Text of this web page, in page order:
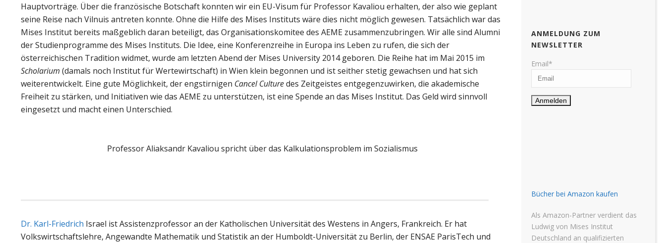
Hauptvorträge. Über die französische Botschaft konnten wir ein EU-Visum für Professor Kavaliou erhalten, der also wie geplant
seine Reise nach Vilnuis antreten konnte. Ohne die Hilfe des Mises Instituts wäre dies nicht möglich gewesen. Tatsächlich war das
Mises Institut bereits maßgeblich daran beteiligt, das Organisationskomitee des AEME zusammenzubringen. Wir alle sind Alumni
der Studienprogramme des Mises Instituts. Die Idee, eine Konferenzreihe in Europa ins Leben zu rufen, die sich der
österreichischen Tradition widmet, wurde am letzten Abend der Mises University 2014 geboren. Die Reihe hat im Mai 2015 im
Scholarium (damals noch Institut für Wertewirtschaft) in Wien klein begonnen und ist seither stetig gewachsen und hat sich
weiterentwickelt. Eine gute Möglichkeit, der engstirnigen Cancel Culturedes Zeitgeistes entgegenzuwirken, die akademische
Freiheit zu stärken, und Initiativen wie das AEME zu unterstützen, ist eine Spende an das Mises Institut. Das Geld wird sinnvoll
eingesetzt und macht einen Unterschied.
Professor Aliaksandr Kavaliou spricht über das Kalkulationsproblem im Sozialismus
Dr. Karl-Friedrich Israel ist Assistenzprofessor an der Katholischen Universität des Westens in Angers, Frankreich. Er hat
Volkswirtschaftslehre, Angewandte Mathematik und Statistik an der Humboldt-Universität zu Berlin, der ENSAE ParisTech und
ANMELDUNG ZUM
NEWSLETTER
Email*
Bücher bei Amazon kaufen
Als Amazon-Partner verdient das
Ludwig von Mises Institut
Deutschland an qualifizierten